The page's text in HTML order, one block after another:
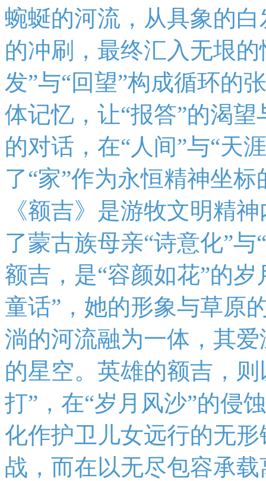
蜿蜒的河流，从具象的
的冲刷，最终汇入无垠
发”与“回望”构成循环的
体记忆，让“报答”的渴
的对话，在“人间”与“天
了“家”作为永恒精神坐
《额吉》是游牧文明精
了蒙古族母亲“诗意化”
额吉，是“容颜如花”的
童话”，她的形象与草原
淌的河流融为一体，其
的星空。英雄的额吉，
打”，在“岁月风沙”的侵
化作护卫儿女远行的无
战，而在以无尽包容承